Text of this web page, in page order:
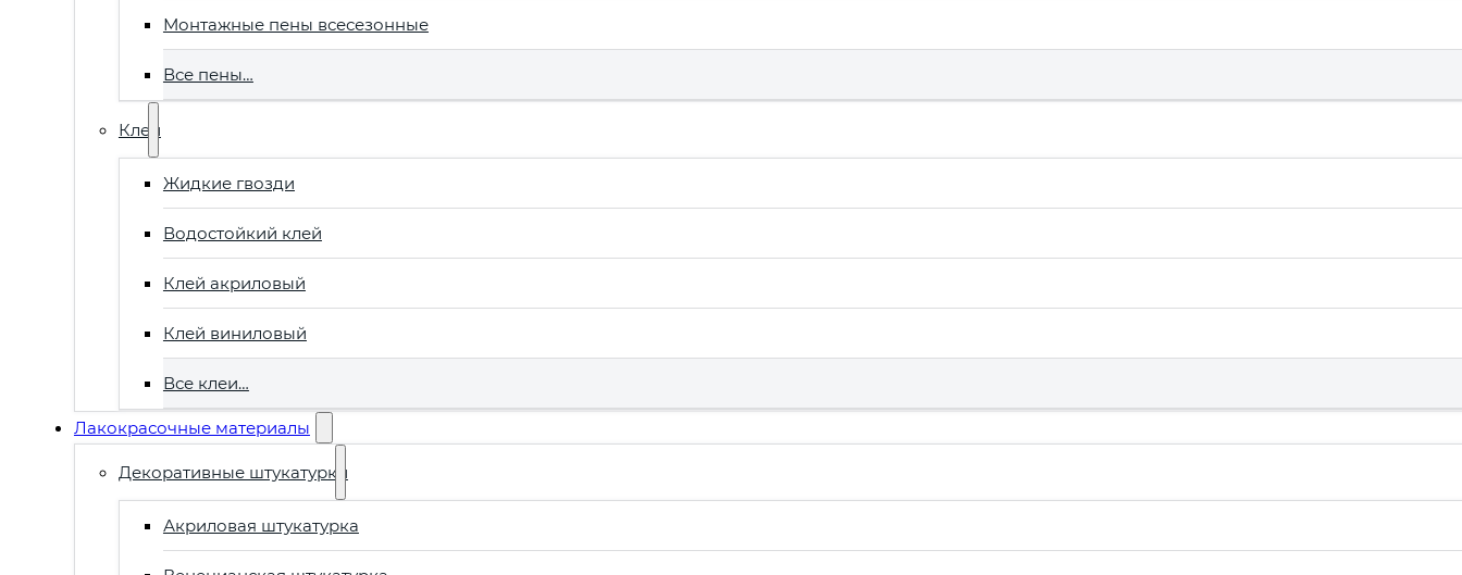
Монтажные пены всесезонные
Все пены…
Клеи
Жидкие гвозди
Водостойкий клей
Клей акриловый
Клей виниловый
Все клеи…
Лакокрасочные материалы
Декоративные штукатурки
Акриловая штукатурка